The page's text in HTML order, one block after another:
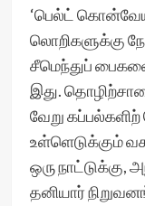
‘பெல்ட்
லொறிகளுக்கு
சீமெந்துப்
இது.
வேறு
உள்ளெடுக்கும்
ஒரு நாட்டுக்கு,
தனியார்